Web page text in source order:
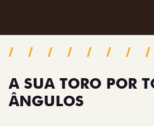
A SUA TORO POR
ÂNGULOS